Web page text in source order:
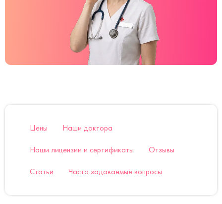
Цены Наши доктора
Наши лицензии и сертификаты Отзывы
Статьи Часто задаваемые вопросы